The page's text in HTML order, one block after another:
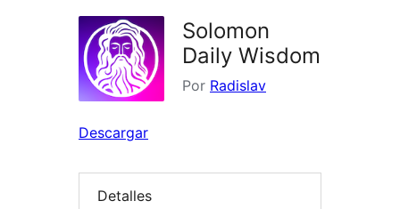
Solomon
Daily Wisdom
Por Radislav
Descargar
Detalles